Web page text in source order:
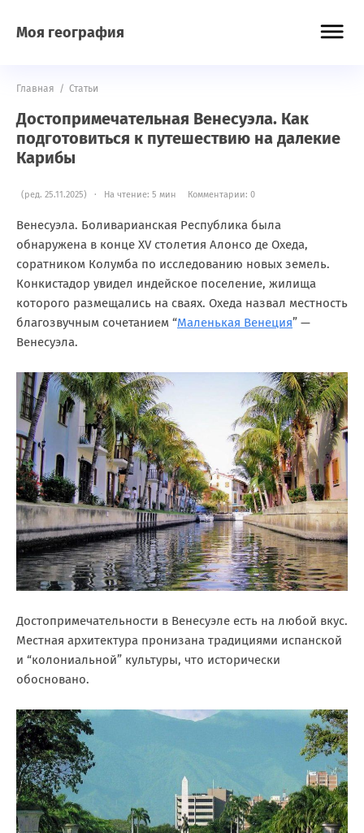
Моя география
Главная / Статьи
Достопримечательная Венесуэла. Как
подготовиться к путешествию на далекие
Карибы
(ред. 25.11.2025) · На чтение: 5 мин Комментарии: 0
Венесуэла. Боливарианская Республика была
обнаружена в конце XV столетия Алонсо де Охеда,
соратником Колумба по исследованию новых земель.
Конкистадор увидел индейское поселение, жилища
которого размещались на сваях. Охеда назвал местность
благозвучным сочетанием “Маленькая Венеция” —
Венесуэла.
Достопримечательности в Венесуэле есть на любой вкус.
Местная архитектура пронизана традициями испанской
и “колониальной” культуры, что исторически
обосновано.